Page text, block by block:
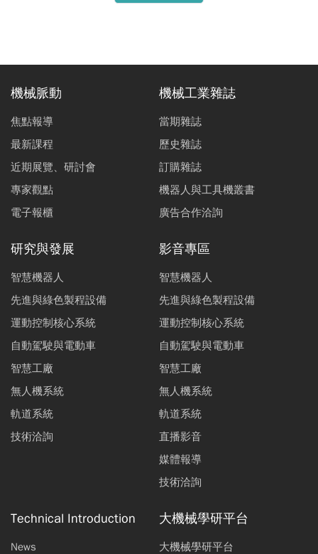
機械脈動
焦點報導
最新課程
近期展覽、研討會
專家觀點
電子報櫃
機械工業雜誌
當期雜誌
歷史雜誌
訂購雜誌
機器人與工具機叢書
廣告合作洽詢
研究與發展
智慧機器人
先進與綠色製程設備
運動控制核心系統
自動駕駛與電動車
智慧工廠
無人機系統
軌道系統
技術洽詢
影音專區
智慧機器人
先進與綠色製程設備
運動控制核心系統
自動駕駛與電動車
智慧工廠
無人機系統
軌道系統
直播影音
媒體報導
技術洽詢
Technical Introduction
News
大機械學研平台
大機械學研平台